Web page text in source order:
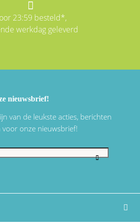
23:59 besteld*,
werkdag geleverd
nieuwsbrief!
van de leukste acties, berichten
voor onze nieuwsbrief!